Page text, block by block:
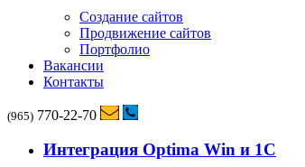
Создание сайтов
Продвижение сайтов
Портфолио
Вакансии
Контакты
(965) 770-22-70
Интеграция Optima Win и 1С